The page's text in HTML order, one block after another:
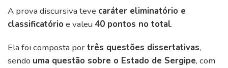
A prova discursiva teve caráter eliminatório e
classificatório e valeu 40 pontos no total.
Ela foi composta portrês questões dissertativas,
sendo uma questão sobre o Estado de Sergipe, com